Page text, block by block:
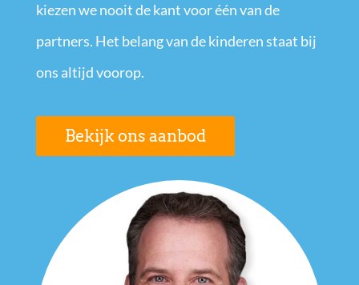
kiezen we nooit de kant voor één van de
partners. Het belang van de kinderen staat bij
ons altijd voorop.
Bekijk ons aanbod